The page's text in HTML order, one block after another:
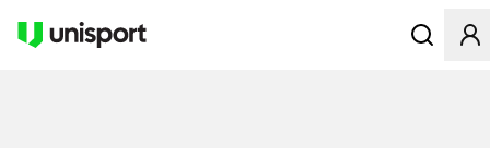
Åbner en